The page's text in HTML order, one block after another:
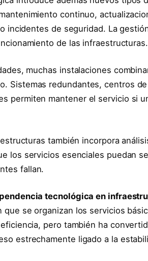
continuo,
incidentes de seguridad. La
de las infraestructuras.
muchas instalaciones
Sistemas redundantes, centros
permiten mantener el servicio si
también incorpora
los servicios esenciales puedan
fallan.
tecnológica en
se organizan los servicios
pero también ha
estrechamente ligado a la